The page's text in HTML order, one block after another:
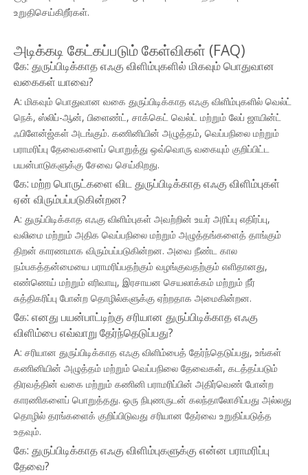
உறுதிசெய்கிறீர்கள்.
அடிக்கடி கேட்கப்படும் கேள்விகள் (FAQ)
கே: துருப்பிடிக்காத எஃகு விளிம்புகளில் மிகவும் பொதுவான
வகைகள் யாவை?
A: மிகவும் பொதுவான வகை துருப்பிடிக்காத எஃகு விளிம்புகளில் வெல்ட்
நெக், ஸ்லிப்-ஆன், பிளைண்ட், சாக்கெட் வெல்ட் மற்றும் லேப் ஜாயின்ட்
ஃபிளேன்ஜ்கள் அடங்கும். கணினியின் அழுத்தம், வெப்பநிலை மற்றும்
பராமரிப்பு தேவைகளைப் பொறுத்து ஒவ்வொரு வகையும் குறிப்பிட்ட
பயன்பாடுகளுக்கு சேவை செய்கிறது.
கே: மற்ற பொருட்களை விட துருப்பிடிக்காத எஃகு விளிம்புகள்
ஏன் விரும்பப்படுகின்றன?
A: துருப்பிடிக்காத எஃகு விளிம்புகள் அவற்றின் உயர் அரிப்பு எதிர்ப்பு,
வலிமை மற்றும் அதிக வெப்பநிலை மற்றும் அழுத்தங்களைத் தாங்கும்
திறன் காரணமாக விரும்பப்படுகின்றன. அவை நீண்ட கால
நம்பகத்தன்மையை பராமரிப்பதற்கும் வழங்குவதற்கும் எளிதானது,
எண்ணெய் மற்றும் எரிவாயு, இரசாயன செயலாக்கம் மற்றும் நீர்
சுத்திகரிப்பு போன்ற தொழில்களுக்கு ஏற்றதாக அமைகின்றன.
கே: எனது பயன்பாட்டிற்கு சரியான துருப்பிடிக்காத எஃகு
விளிம்பை எவ்வாறு தேர்ந்தெடுப்பது?
A: சரியான துருப்பிடிக்காத எஃகு விளிம்பைத் தேர்ந்தெடுப்பது, உங்கள்
கணினியின் அழுத்தம் மற்றும் வெப்பநிலை தேவைகள், கடத்தப்படும்
திரவத்தின் வகை மற்றும் கணினி பராமரிப்பின் அதிர்வெண் போன்ற
காரணிகளைப் பொறுத்தது. ஒரு நிபுணருடன் கலந்தாலோசிப்பது அல்லது
தொழில் தரங்களைக் குறிப்பிடுவது சரியான தேர்வை உறுதிப்படுத்த
உதவும்.
கே: துருப்பிடிக்காத எஃகு விளிம்புகளுக்கு என்ன பராமரிப்பு
தேவை?